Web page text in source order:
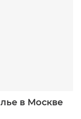
в Москве